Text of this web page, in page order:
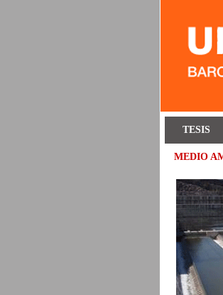
TESIS
MEDIO